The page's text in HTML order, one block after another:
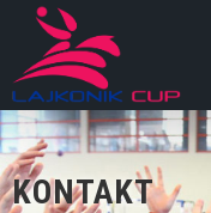
KONTAKT